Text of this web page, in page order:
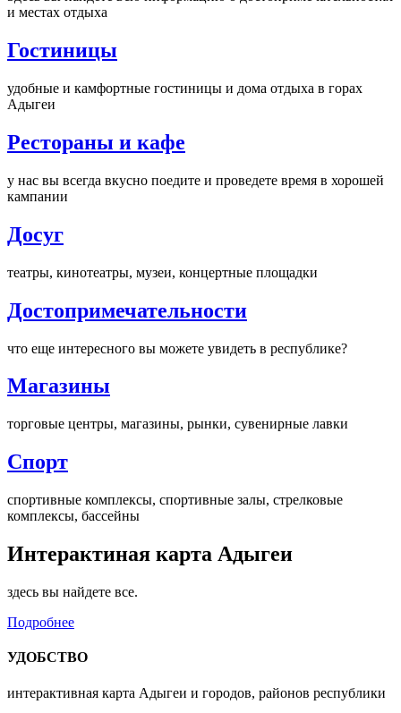
и местах отдыха
Гостиницы
удобные и камфортные гостиницы и дома отдыха в горах
Адыгеи
Рестораны и кафе
у нас вы всегда вкусно поедите и проведете время в хорошей
кампании
Досуг
театры, кинотеатры, музеи, концертные площадки
Достопримечательности
что еще интересного вы можете увидеть в республике?
Магазины
торговые центры, магазины, рынки, сувенирные лавки
Спорт
спортивные комплексы, спортивные залы, стрелковые
комплексы, бассейны
Интерактиная карта Адыгеи
здесь вы найдете все.
Подробнее
УДОБСТВО
интерактивная карта Адыгеи и городов, районов республики